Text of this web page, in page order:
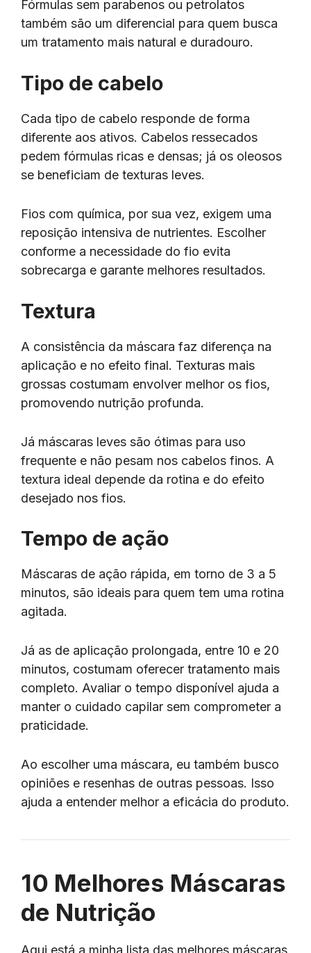
Fórmulas sem parabenos ou petrolatos
também são um diferencial para quem busca
um tratamento mais natural e duradouro.
Tipo de cabelo
Cada tipo de cabelo responde de forma
diferente aos ativos. Cabelos ressecados
pedem fórmulas ricas e densas; já os oleosos
se beneficiam de texturas leves.
Fios com química, por sua vez, exigem uma
reposição intensiva de nutrientes. Escolher
conforme a necessidade do fio evita
sobrecarga e garante melhores resultados.
Textura
A consistência da máscara faz diferença na
aplicação e no efeito final. Texturas mais
grossas costumam envolver melhor os fios,
promovendo nutrição profunda.
Já máscaras leves são ótimas para uso
frequente e não pesam nos cabelos finos. A
textura ideal depende da rotina e do efeito
desejado nos fios.
Tempo de ação
Máscaras de ação rápida, em torno de 3 a 5
minutos, são ideais para quem tem uma rotina
agitada.
Já as de aplicação prolongada, entre 10 e 20
minutos, costumam oferecer tratamento mais
completo. Avaliar o tempo disponível ajuda a
manter o cuidado capilar sem comprometer a
praticidade.
Ao escolher uma máscara, eu também busco
opiniões e resenhas de outras pessoas. Isso
ajuda a entender melhor a eficácia do produto.
10 Melhores Máscaras
de Nutrição
Aqui está a minha lista das melhores máscaras